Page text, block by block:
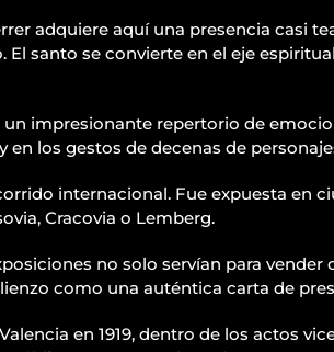
adquiere aquí una presencia casi
El santo se convierte en el eje
impresionante repertorio de
en los gestos de decenas de
internacional. Fue expuesta
Cracovia o Lemberg.
no solo servían para
como una auténtica carta de
en 1919, dentro de los actos